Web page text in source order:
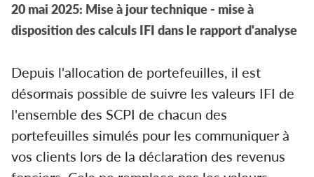
20 mai 2025: Mise à jour technique - mise à
disposition des calculs IFI dans le rapport d'analyse
Depuis l'allocation de portefeuilles, il est
désormais possible de suivre les valeurs IFI de
l'ensemble des SCPI de chacun des
portefeuilles simulés pour les communiquer à
vos clients lors de la déclaration des revenus